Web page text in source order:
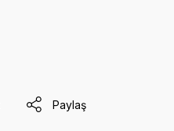
Paylaş